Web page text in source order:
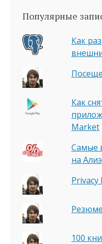
Популярные
Как
Как
Market
Самые
на
Privacy
Резюме
100